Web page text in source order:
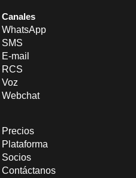
Canales
WhatsApp
SMS
E-mail
RCS
Voz
Webchat
Precios
Plataforma
Socios
Contáctanos